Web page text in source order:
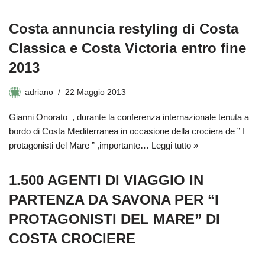
Costa annuncia restyling di Costa
Classica e Costa Victoria entro fine
2013
adriano 22 Maggio 2013
Gianni Onorato , durante la conferenza internazionale tenuta a
bordo di Costa Mediterranea in occasione della crociera de ” I
protagonisti del Mare ” ,importante… Leggi tutto »
1.500 AGENTI DI VIAGGIO IN
PARTENZA DA SAVONA PER “I
PROTAGONISTI DEL MARE” DI
COSTA CROCIERE